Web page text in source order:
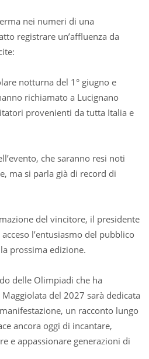
nei numeri di una
registrare un’affluenza da
notturna del 1° giugno e
richiamato a Lucignano
provenienti da tutta Italia e
che saranno resi noti
ma si parla già di record di
del vincitore, il presidente
l’entusiasmo del pubblico
prossima edizione.
delle Olimpiadi che ha
del 2027 sarà dedicata
un racconto lungo
ancora oggi di incantare,
e appassionare generazioni di